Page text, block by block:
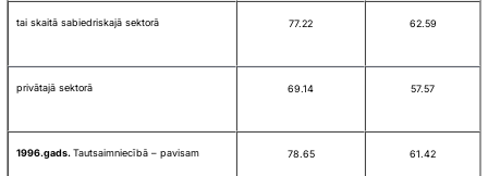
tai skaitā sabiedriskajā sektorā 77.22 62.59
privātajā sektorā 69.14 57.57
1996.gads. Tautsaimniecībā – pavisam 78.65 61.42